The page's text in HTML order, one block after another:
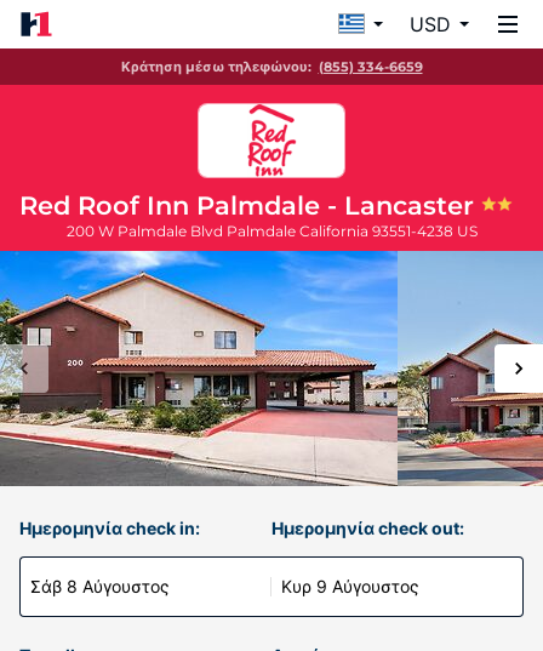
USD
Κράτηση μέσω τηλεφώνου: (855) 334-6659
Red Roof Inn Palmdale - Lancaster
200 W Palmdale Blvd Palmdale California 93551-4238 US
Ημερομηνία check in:
Σάβ 8 Αύγουστος
Ημερομηνία check out:
Κυρ 9 Αύγουστος